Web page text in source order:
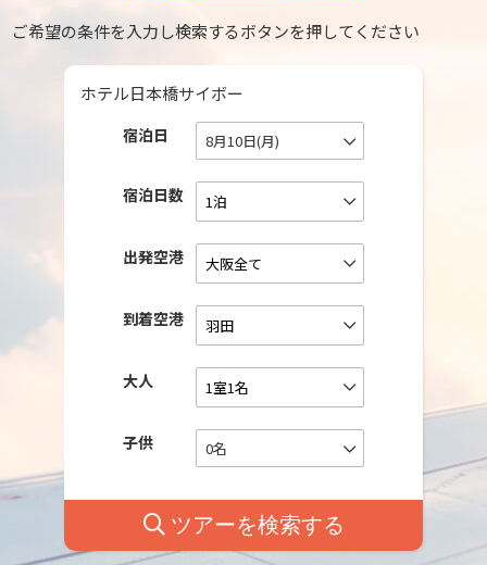
ご希望の条件を入力し検索するボタンを押してください
ホテル日本橋サイボー
宿泊日 8月10日(月)
宿泊日数
出発空港
到着空港
大人
子供 0名